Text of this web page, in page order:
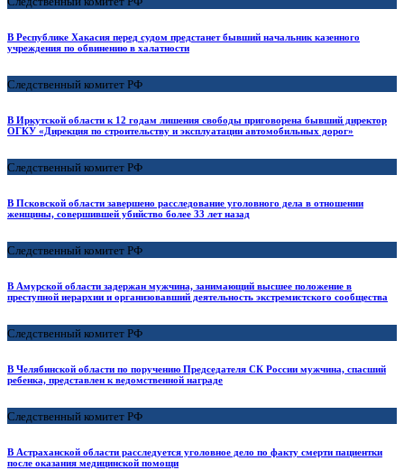
В Республике Хакасия перед судом предстанет бывший начальник казенного
учреждения по обвинению в халатности
Следственный комитет РФ
В Иркутской области к 12 годам лишения свободы приговорена бывший директор
ОГКУ «Дирекция по строительству и эксплуатации автомобильных дорог»
Следственный комитет РФ
В Псковской области завершено расследование уголовного дела в отношении
женщины, совершившей убийство более 33 лет назад
Следственный комитет РФ
В Амурской области задержан мужчина, занимающий высшее положение в
преступной иерархии и организовавший деятельность экстремистского сообщества
Следственный комитет РФ
В Челябинской области по поручению Председателя СК России мужчина, спасший
ребенка, представлен к ведомственной награде
Следственный комитет РФ
В Астраханской области расследуется уголовное дело по факту смерти пациентки
после оказания медицинской помощи